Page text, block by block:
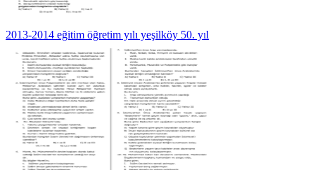
2013-2014 eğitim öğretim yılı yeşilköy 50. yıl